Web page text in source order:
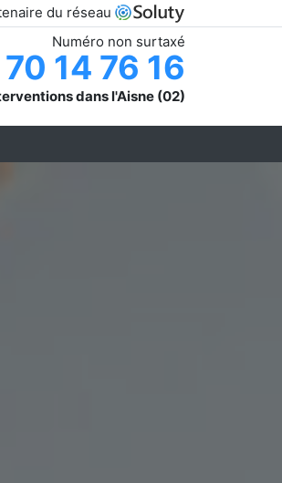
du réseau
Numéro non surtaxé
14 76 16
dans l'Aisne (02)